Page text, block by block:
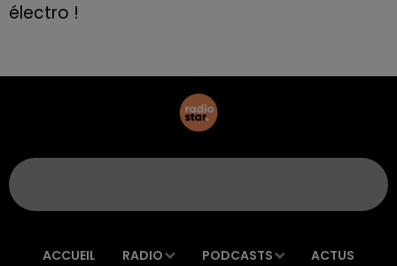
électro !
ACCUEIL RADIO PODCASTS ACTUS